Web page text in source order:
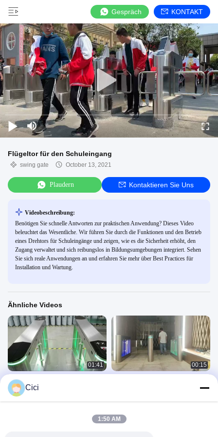
Gespräch KONTAKT
Flügeltor für den Schuleingang
swing gate October 13, 2021
Plaudern Kontaktieren Sie Uns
Videobeschreibung:
Benötigen Sie schnelle Antworten zur praktischen Anwendung? Dieses Video
beleuchtet das Wesentliche. Wir führen Sie durch die Funktionen und den Betrieb
eines Drehtors für Schuleingänge und zeigen, wie es die Sicherheit erhöht, den
Zugang verwaltet und sich reibungslos in Bildungsumgebungen integriert. Sehen
Sie sich reale Anwendungen an und erfahren Sie mehr über Best Practices für
Installation und Wartung.
Ähnliche Videos
01:41
Flügeltor aus gebürstetem Edelstahl
SUS304
Swing Gate
00:15
Cici
1:50 AM